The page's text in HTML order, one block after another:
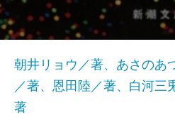
朝井リョウ／著、あさのあ
／著、恩田陸／著、白河三
著